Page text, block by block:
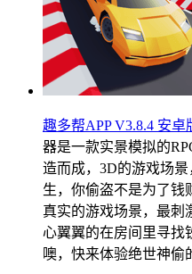
趣多帮APP V3.8.4 安卓
器是一款实景模拟的
造而成，3D的游戏场
生，你偷盗不是为了钱
真实的游戏场景，最刺
心翼翼的在房间里寻找
噢，快来体验绝世神偷